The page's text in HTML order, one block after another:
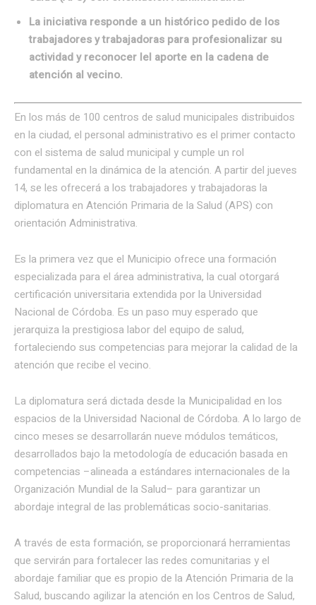
La iniciativa responde a un histórico pedido de los
trabajadores y trabajadoras para profesionalizar su
actividad y reconocer lel aporte en la cadena de
atención al vecino.
En los más de 100 centros de salud municipales distribuidos
en la ciudad, el personal administrativo es el primer contacto
con el sistema de salud municipal y cumple un rol
fundamental en la dinámica de la atención. A partir del jueves
14, se les ofrecerá a los trabajadores y trabajadoras la
diplomatura en Atención Primaria de la Salud (APS) con
orientación Administrativa.
Es la primera vez que el Municipio ofrece una formación
especializada para el área administrativa, la cual otorgará
certificación universitaria extendida por la Universidad
Nacional de Córdoba. Es un paso muy esperado que
jerarquiza la prestigiosa labor del equipo de salud,
fortaleciendo sus competencias para mejorar la calidad de la
atención que recibe el vecino.
La diplomatura será dictada desde la Municipalidad en los
espacios de la Universidad Nacional de Córdoba. A lo largo de
cinco meses se desarrollarán nueve módulos temáticos,
desarrollados bajo la metodología de educación basada en
competencias –alineada a estándares internacionales de la
Organización Mundial de la Salud– para garantizar un
abordaje integral de las problemáticas socio-sanitarias.
A través de esta formación, se proporcionará herramientas
que servirán para fortalecer las redes comunitarias y el
abordaje familiar que es propio de la Atención Primaria de la
Salud, buscando agilizar la atención en los Centros de Salud,